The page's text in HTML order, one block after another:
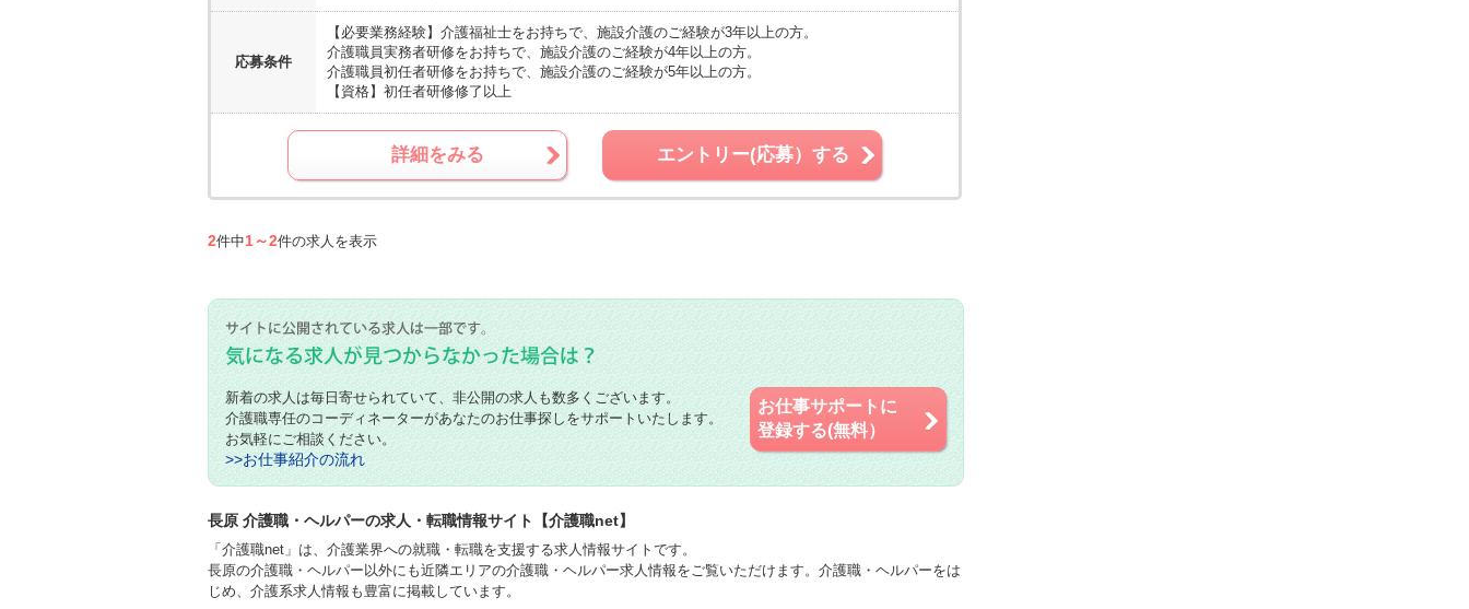
応募条件
【必要業務経験】 介護福祉士をお持ちで、施設介護のご経験が3年以上の方。
介護職員実務者研修をお持ちで、施設介護のご経験が4年以上の方。
介護職員初任者研修をお持ちで、施設介護のご経験が5年以上の方。
【資格】 初任者研修修了以上
詳細をみる エントリー(応募）する
2件中1～2件の求人を表示
新着の求人は毎日寄せられていて、非公開の求人も数多くございます。
介護職専任のコーディネーターがあなたのお仕事探しをサポートいたします。
お気軽にご相談ください。
>>お仕事紹介の流れ
お仕事サポートに
登録する(無料）
長原 介護職・ヘルパーの求人・転職情報サイト【介護職net】
「介護職net」は、介護業界への就職・転職を支援する求人情報サイトです。
長原の介護職・ヘルパー以外にも近隣エリアの介護職・ヘルパー求人情報をご覧いただけます。介護職・ヘルパーをは
じめ、介護系求人情報も豊富に掲載しています。